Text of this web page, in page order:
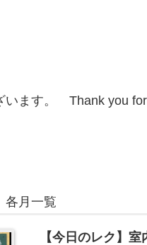
います。 Thank you for
各月一覧
【今日のレク】